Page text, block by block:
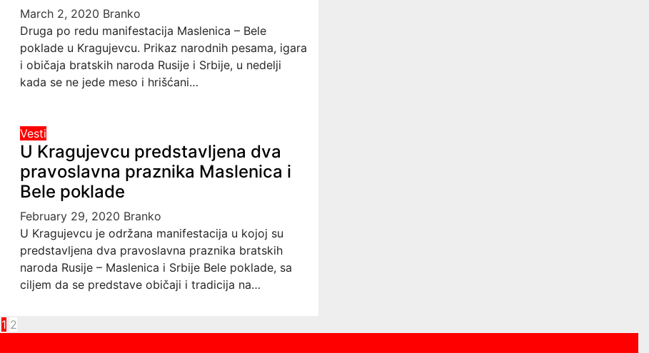
March 2, 2020 Branko
Druga po redu manifestacija Maslenica – Bele
poklade u Kragujevcu. Prikaz narodnih pesama, igara
i običaja bratskih naroda Rusije i Srbije, u nedelji
kada se ne jede meso i hrišćani…
Vesti
U Kragujevcu predstavljena dva
pravoslavna praznika Maslenica i
Bele poklade
February 29, 2020 Branko
U Kragujevcu je održana manifestacija u kojoj su
predstavljena dva pravoslavna praznika bratskih
naroda Rusije – Maslenica i Srbije Bele poklade, sa
ciljem da se predstave običaji i tradicija na…
Posts
1 2